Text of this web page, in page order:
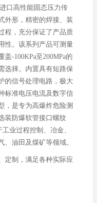
口高性能固态压力传
外形，精密的焊接、装
程，充分保证了产品质
性。该系列产品可测量
-100KPa至200MPa的
选择。内置具有短路保
的信号处理电路，极大
标准电压电流及数字信
，是专为高爆炸危险测
装防爆软管接口螺纹
业过程控制、冶金、
、油田及煤矿等领域。
定制，满足各种实际应